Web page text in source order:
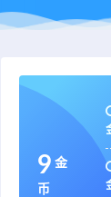
9 金
币